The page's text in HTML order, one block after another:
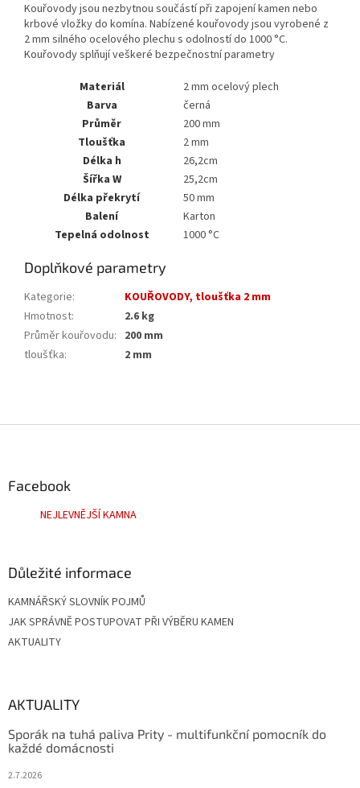
Kouřovody jsou nezbytnou součástí při zapojení kamen nebo
krbové vložky do komína. Nabízené kouřovody jsou vyrobené z
2 mm silného ocelového plechu s odolností do 1000 °C.
Kouřovody splňují veškeré bezpečnostní parametry
Materiál
2 mm ocelový plech
Barva
černá
Průměr
200 mm
Tloušťka
2 mm
Délka h
26,2cm
Šířka W
25,2cm
Délka překrytí
50 mm
Balení
Karton
Tepelná odolnost
1000 °C
Doplňkové parametry
Kategorie:
KOUŘOVODY, tloušťka 2 mm
Hmotnost:
2.6 kg
Průměr kouřovodu: 200 mm
tloušťka: 2 mm
Facebook
NEJLEVNĚJŠÍ KAMNA
Důležité informace
KAMNÁŘSKÝ SLOVNÍK POJMŮ
JAK SPRÁVNĚ POSTUPOVAT PŘI VÝBĚRU KAMEN
AKTUALITY
AKTUALITY
Sporák na tuhá paliva Prity - multifunkční pomocník do
každé domácnosti
2.7.2026